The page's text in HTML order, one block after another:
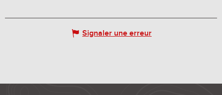
Signaler une erreur